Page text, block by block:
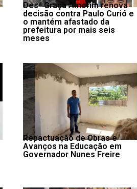
Desª Graça Amorim renova
decisão contra Paulo Curió e
o mantém afastado da
prefeitura por mais seis
meses
Repactuação de Obras e
Avanços na Educação em
Governador Nunes Freire